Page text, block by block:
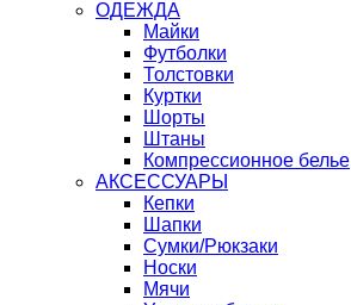
ОДЕЖДА
Майки
Футболки
Толстовки
Куртки
Шорты
Штаны
Компрессионное белье
АКСЕССУАРЫ
Кепки
Шапки
Сумки/Рюкзаки
Носки
Мячи